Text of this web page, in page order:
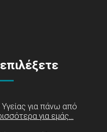
για πάνω από
για εμάς...